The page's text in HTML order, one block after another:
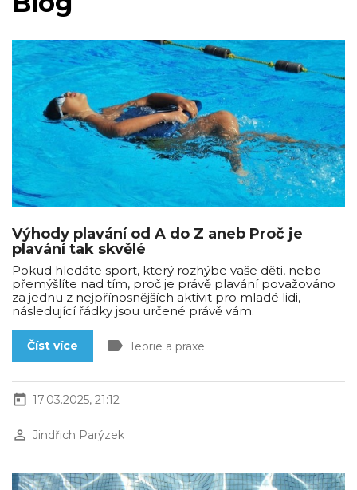
Výhody plavání od A do Z aneb Proč je
plavání tak skvělé
Pokud hledáte sport, který rozhýbe vaše děti, nebo
přemýšlíte nad tím, proč je právě plavání považováno
za jednu z nejpřínosnějších aktivit pro mladé lidi,
následující řádky jsou určené právě vám.
Číst více label Teorie a praxe
today 17.03.2025, 21:12
perm_identity Jindřich Parýzek